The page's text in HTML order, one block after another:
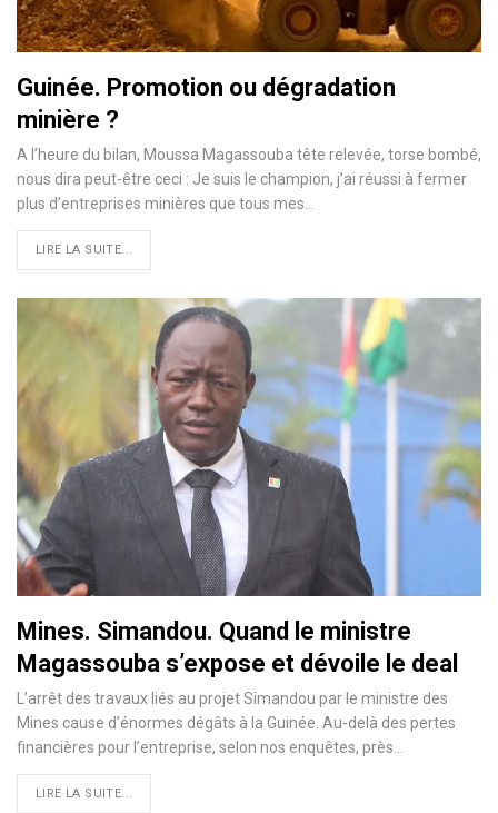
Guinée. Promotion ou dégradation
minière ?
A l’heure du bilan, Moussa Magassouba tête relevée, torse bombé,
nous dira peut-être ceci : Je suis le champion, j’ai réussi à fermer
plus d’entreprises minières que tous mes…
LIRE LA SUITE...
Mines. Simandou. Quand le ministre
Magassouba s’expose et dévoile le deal
L’arrêt des travaux liés au projet Simandou par le ministre des
Mines cause d’énormes dégâts à la Guinée. Au-delà des pertes
financières pour l’entreprise, selon nos enquêtes, près…
LIRE LA SUITE...